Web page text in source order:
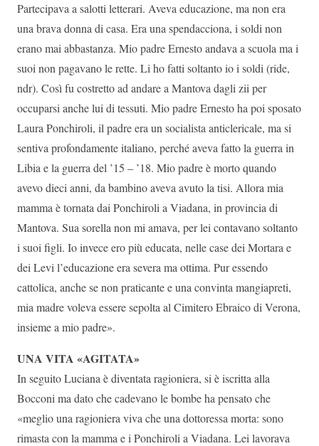
Partecipava a salotti letterari. Aveva educazione, ma non era
una brava donna di casa. Era una spendacciona, i soldi non
erano mai abbastanza. Mio padre Ernesto andava a scuola ma i
suoi non pagavano le rette. Li ho fatti soltanto io i soldi (ride,
ndr). Così fu costretto ad andare a Mantova dagli zii per
occuparsi anche lui di tessuti. Mio padre Ernesto ha poi sposato
Laura Ponchiroli, il padre era un socialista anticlericale, ma si
sentiva profondamente italiano, perché aveva fatto la guerra in
Libia e la guerra del ’15 – ’18. Mio padre è morto quando
avevo dieci anni, da bambino aveva avuto la tisi. Allora mia
mamma è tornata dai Ponchiroli a Viadana, in provincia di
Mantova. Sua sorella non mi amava, per lei contavano soltanto
i suoi figli. Io invece ero più educata, nelle case dei Mortara e
dei Levi l’educazione era severa ma ottima. Pur essendo
cattolica, anche se non praticante e una convinta mangiapreti,
mia madre voleva essere sepolta al Cimitero Ebraico di Verona,
insieme a mio padre».
UNA VITA «AGITATA»
In seguito Luciana è diventata ragioniera, si è iscritta alla
Bocconi ma dato che cadevano le bombe ha pensato che
«meglio una ragioniera viva che una dottoressa morta: sono
rimasta con la mamma e i Ponchiroli a Viadana. Lei lavorava